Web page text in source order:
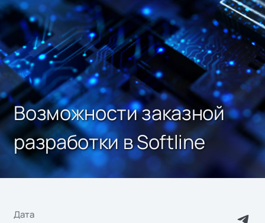
Возможности заказной
разработки в Softline
Дата